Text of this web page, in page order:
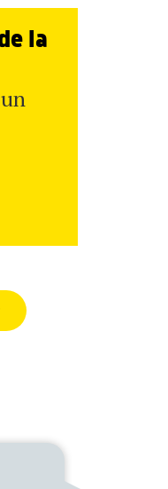
la